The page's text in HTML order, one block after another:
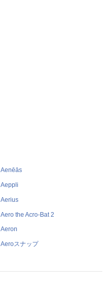
Aenēās
Aeppli
Aerius
Aero the Acro-Bat 2
Aeron
Aeroスナップ